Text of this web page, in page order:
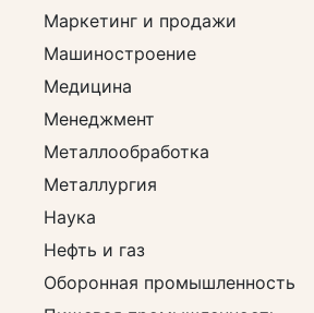
Маркетинг и продажи
Машиностроение
Медицина
Менеджмент
Металлообработка
Металлургия
Наука
Нефть и газ
Оборонная промышленность